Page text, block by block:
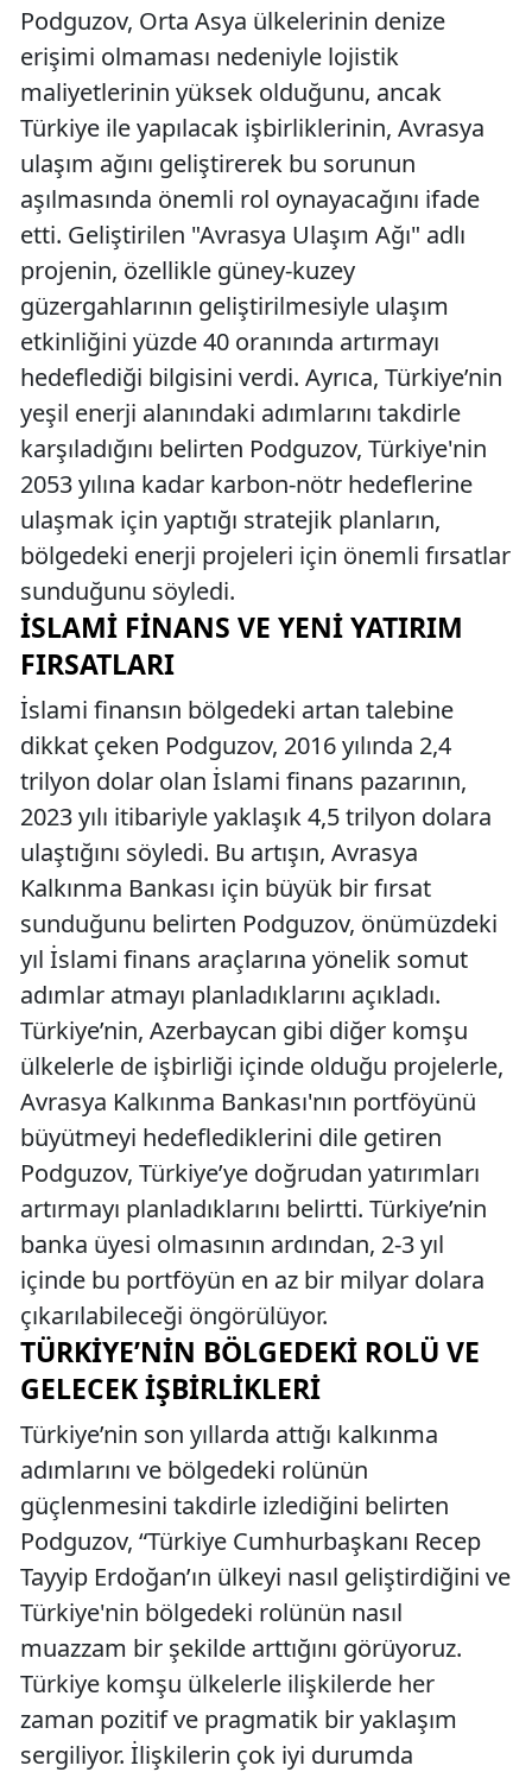
Podguzov, Orta Asya ülkelerinin denize
erişimi olmaması nedeniyle lojistik
maliyetlerinin yüksek olduğunu, ancak
Türkiye ile yapılacak işbirliklerinin, Avrasya
ulaşım ağını geliştirerek bu sorunun
aşılmasında önemli rol oynayacağını ifade
etti. Geliştirilen "Avrasya Ulaşım Ağı" adlı
projenin, özellikle güney-kuzey
güzergahlarının geliştirilmesiyle ulaşım
etkinliğini yüzde 40 oranında artırmayı
hedeflediği bilgisini verdi. Ayrıca, Türkiye’nin
yeşil enerji alanındaki adımlarını takdirle
karşıladığını belirten Podguzov, Türkiye'nin
2053 yılına kadar karbon-nötr hedeflerine
ulaşmak için yaptığı stratejik planların,
bölgedeki enerji projeleri için önemli fırsatlar
sunduğunu söyledi.
İSLAMI FINANS VE YENI YATIRIM
FIRSATLARI
İslami finansın bölgedeki artan talebine
dikkat çeken Podguzov, 2016 yılında 2,4
trilyon dolar olan İslami finans pazarının,
2023 yılı itibariyle yaklaşık 4,5 trilyon dolara
ulaştığını söyledi. Bu artışın, Avrasya
Kalkınma Bankası için büyük bir fırsat
sunduğunu belirten Podguzov, önümüzdeki
yıl İslami finans araçlarına yönelik somut
adımlar atmayı planladıklarını açıkladı.
Türkiye’nin, Azerbaycan gibi diğer komşu
ülkelerle de işbirliği içinde olduğu projelerle,
Avrasya Kalkınma Bankası'nın portföyünü
büyütmeyi hedeflediklerini dile getiren
Podguzov, Türkiye’ye doğrudan yatırımları
artırmayı planladıklarını belirtti. Türkiye’nin
banka üyesi olmasının ardından, 2-3 yıl
içinde bu portföyün en az bir milyar dolara
çıkarılabileceği öngörülüyor.
TÜRKIYE’NIN BÖLGEDEKI ROLÜ VE
GELECEK İŞBIRLIKLERI
Türkiye’nin son yıllarda attığı kalkınma
adımlarını ve bölgedeki rolünün
güçlenmesini takdirle izlediğini belirten
Podguzov, “Türkiye Cumhurbaşkanı Recep
Tayyip Erdoğan’ın ülkeyi nasıl geliştirdiğini ve
Türkiye'nin bölgedeki rolünün nasıl
muazzam bir şekilde arttığını görüyoruz.
Türkiye komşu ülkelerle ilişkilerde her
zaman pozitif ve pragmatik bir yaklaşım
sergiliyor. İlişkilerin çok iyi durumda